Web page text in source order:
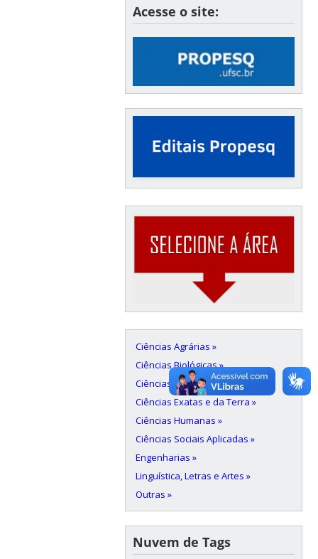
Acesse o site:
Ciências Agrárias »
Ciências Biológicas »
Ciências da Saúde »
Ciências Exatas e da Terra »
Ciências Humanas »
Ciências Sociais Aplicadas »
Engenharias »
Linguística, Letras e Artes »
Outras »
Nuvem de Tags